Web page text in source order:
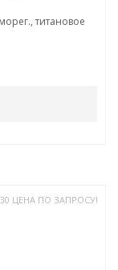
титановое
ЦЕНА ПО ЗАПРОСУ!